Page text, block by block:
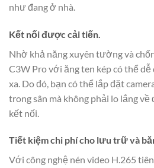
như đang ở nhà.
Kết nối được cải tiến.
Nhờ khả năng xuyên tường và
C3W Pro với ăng ten kép có thể
xa. Do đó, bạn có thể lắp đặt
trong sân mà không phải lo lắng
kết nối.
Tiết kiệm chi phí cho lưu trữ và
Với công nghệ nén video H.265